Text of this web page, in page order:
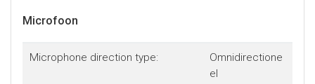
Microfoon
Microphone direction type:
Omnidirectione
el